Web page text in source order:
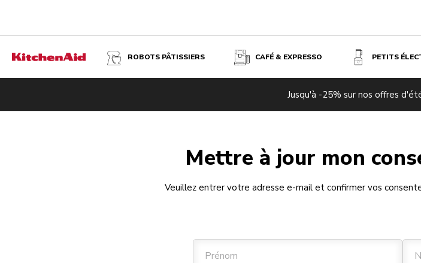
ROBOTS PÂTISSIERS CAFÉ & EXPRESSO PETITS
Jusqu'à -25% sur nos offres
Mettre à jour mon
Veuillez entrer votre adresse e-mail et confirmer vos
Prénom